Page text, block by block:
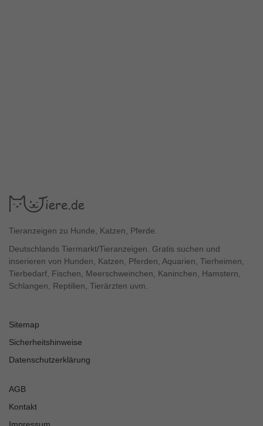
Tieranzeigen zu Hunde, Katzen, Pferde.
Deutschlands Tiermarkt/Tieranzeigen. Gratis suchen und
inserieren von Hunden, Katzen, Pferden, Aquarien, Tierheimen,
Tierbedarf, Fischen, Meerschweinchen, Kaninchen, Hamstern,
Schlangen, Reptilien, Tierärzten uvm.
Sitemap
Sicherheitshinweise
Datenschutzerklärung
AGB
Kontakt